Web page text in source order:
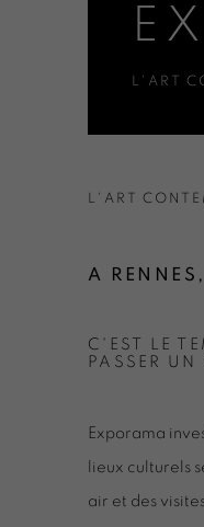
L'ART
L'ART
A
C'EST LE
PASSER
Exporama
lieux culturels
air et des